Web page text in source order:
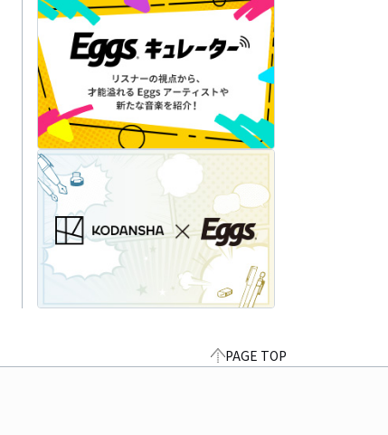
PAGE TOP